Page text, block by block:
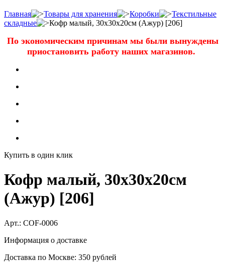
Главная Товары для хранения Коробки
Текстильные
складные
Кофр малый, 30х30х20см (Ажур) [206]
По экономическим причинам мы были вынуждены
приостановить работу наших магазинов.
Купить в один клик
Кофр малый, 30х30х20см
(Ажур) [206]
Арт.: COF-0006
Информация о доставке
Доставка по Москве: 350 рублей